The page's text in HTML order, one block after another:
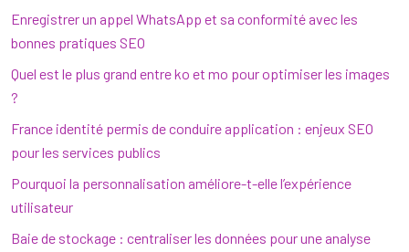
Enregistrer un appel WhatsApp et sa conformité avec les
bonnes pratiques SEO
Quel est le plus grand entre ko et mo pour optimiser les images
?
France identité permis de conduire application : enjeux SEO
pour les services publics
Pourquoi la personnalisation améliore-t-elle l’expérience
utilisateur
Baie de stockage : centraliser les données pour une analyse